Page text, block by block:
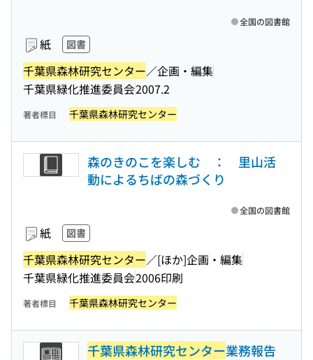
紙 図書
千葉県森林研究センター／企画・編集
千葉県緑化推進委員会2007.2
全国の図書館
著者標目 千葉県森林研究センター
森のきのこを楽しむ ： 里山活
動によるちばの森づくり
紙 図書
千葉県森林研究センター／[ほか]企画・編集
千葉県緑化推進委員会2006印刷
全国の図書館
著者標目 千葉県森林研究センター
千葉県森林研究センター業務報告